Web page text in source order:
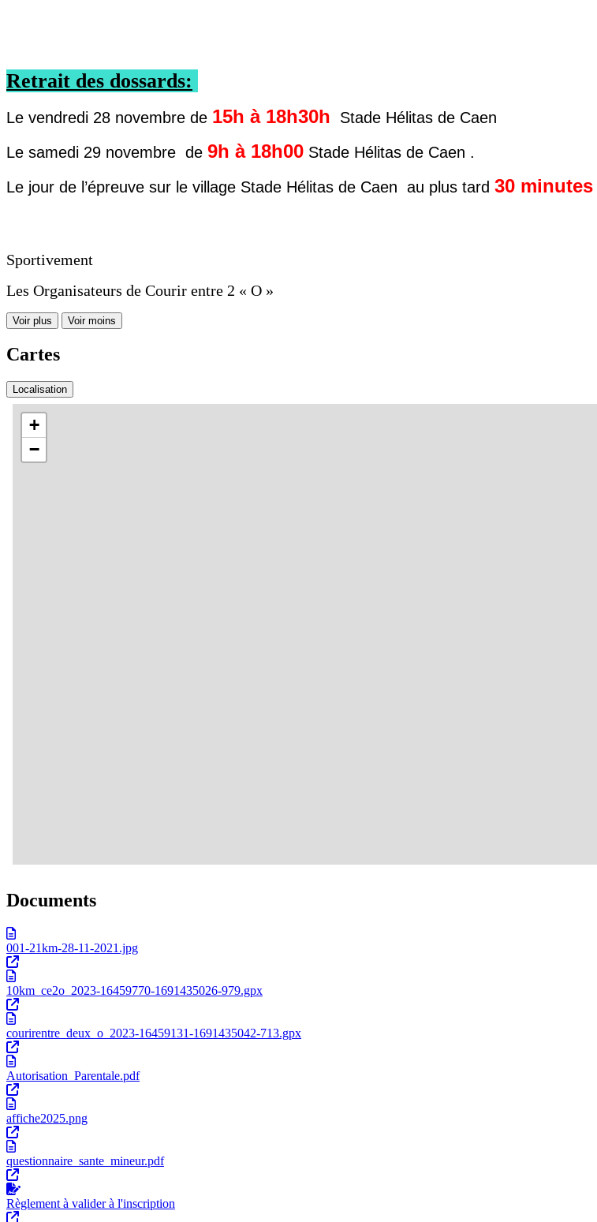
Retrait des dossards:
Le vendredi 28 novembre de 15h à 18h30h
Stade Hélitas de Caen
Le samedi 29 novembre de 9h à 18h00 Stade Hélitas de Caen .
Le jour de l’épreuve sur le village Stade Hélitas de Caen au plus tard 30 minutes
Sportivement
Les Organisateurs de Courir entre 2 « O »
Voir plus Voir moins
Cartes
Localisation
Documents
001-21km-28-11-2021.jpg
10km_ce2o_2023-16459770-1691435026-979.gpx
courirentre_deux_o_2023-16459131-1691435042-713.gpx
Autorisation_Parentale.pdf
affiche2025.png
questionnaire_sante_mineur.pdf
Règlement à valider à l'inscription